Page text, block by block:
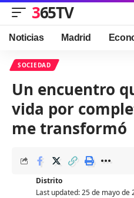
365TV
Noticias Madrid
SOCIEDAD
Un encuentro
vida por
me transformó
Last updated: 25 de mayo de
Distrito